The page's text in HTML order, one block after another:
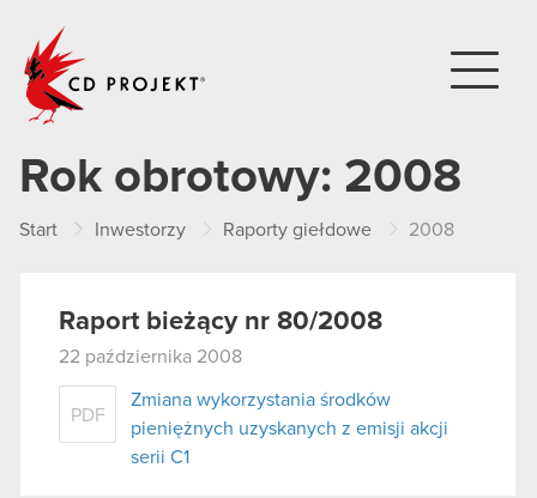
Rok obrotowy: 2008
Start Inwestorzy Raporty giełdowe 2008
Raport bieżący nr 80/2008
22 października 2008
PDF
Zmiana wykorzystania środków
pieniężnych uzyskanych z emisji akcji
serii C1